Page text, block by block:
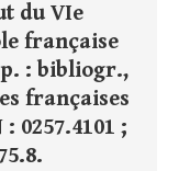
du VIe
française
p. : bibliogr.,
françaises
0257.4101 ;